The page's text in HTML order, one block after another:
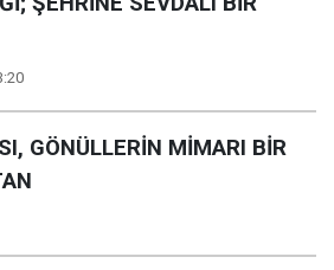
GÖNÜLLERİN MİMARI BİR